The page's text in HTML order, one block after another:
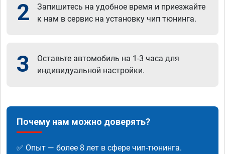
2
Запишитесь на удобное время и приезжайте
к нам в сервис на установку чип тюнинга.
3
Оставьте автомобиль на 1-3 часа для
индивидуальной настройки.
Почему нам можно доверять?
✅ Опыт — более 8 лет в сфере чип-тюнинга.